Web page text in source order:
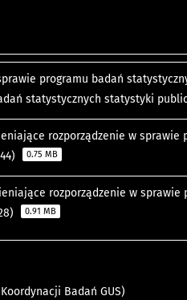
programu badań
statystycznych statystyki
rozporządzenie w sprawie
0.75 MB
rozporządzenie w sprawie
0.91 MB
Badań GUS)